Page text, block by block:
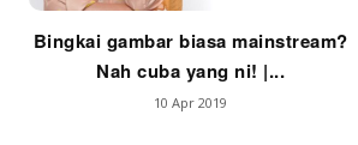
Bingkai gambar biasa mainstream?
Nah cuba yang ni! |...
10 Apr 2019